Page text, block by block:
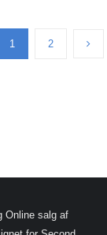
1 2
Online salg af